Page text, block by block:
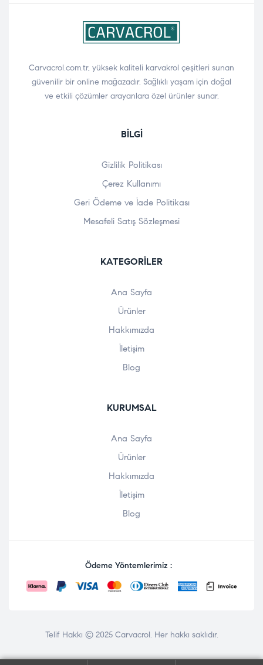
Carvacrol.com.tr, yüksek kaliteli karvakrol çeşitleri sunan
güvenilir bir online mağazadır. Sağlıklı yaşam için doğal
ve etkili çözümler arayanlara özel ürünler sunar.
BILGI
Gizlilik Politikası
Çerez Kullanımı
Geri Ödeme ve İade Politikası
Mesafeli Satış Sözleşmesi
KATEGORILER
Ana Sayfa
Ürünler
Hakkımızda
İletişim
Blog
KURUMSAL
Ana Sayfa
Ürünler
Hakkımızda
İletişim
Blog
Ödeme Yöntemlerimiz :
Telif Hakkı © 2025Carvacrol. Her hakkı saklıdır.